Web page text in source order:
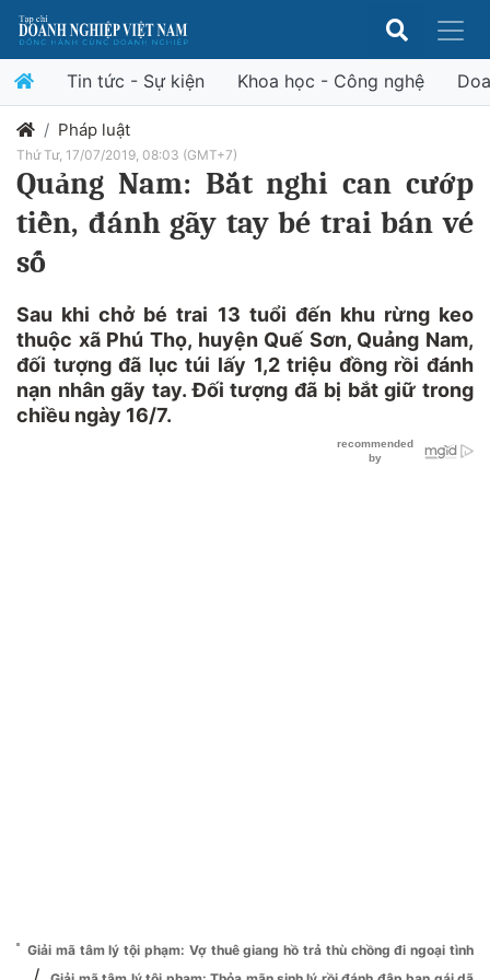
Tin tức - Sự kiện Khoa học - Công nghệ
Pháp luật
Thứ Tư, 17/07/2019, 08:03 (GMT+7)
Quảng Nam: Bắt nghi can cướp
tiền, đánh gãy tay bé trai bán vé
số
Sau khi chở bé trai 13 tuổi đến khu rừng keo
thuộc xã Phú Thọ, huyện Quế Sơn, Quảng Nam,
đối tượng đã lục túi lấy 1,2 triệu đồng rồi đánh
nạn nhân gãy tay. Đối tượng đã bị bắt giữ trong
chiều ngày 16/7.
Giải mã tâm lý tội phạm: Vợ thuê giang hồ trả thù chồng đi ngoại tình